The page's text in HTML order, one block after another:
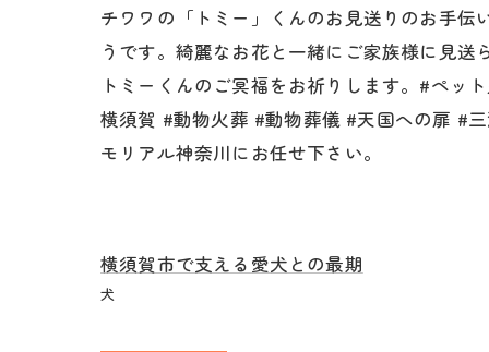
チワワの「トミー」くんのお見送りのお手伝
うです。綺麗なお花と一緒にご家族様に見送
トミーくんのご冥福をお祈りします。#ペッ
横須賀 #動物火葬 #動物葬儀 #天国への扉 #
モリアル神奈川にお任せ下さい。
横須賀市で支える愛犬との最期
犬